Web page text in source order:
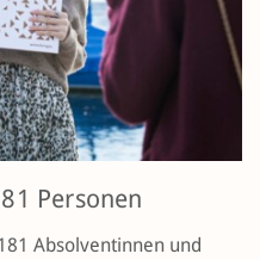
Personen
Absol­vent­innen und